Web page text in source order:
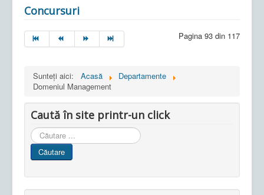
Concursuri
Pagina 93 din 117
Sunteți aici: Acasă
Departamente
Domeniul Management
Caută în site printr-un click
Cauta
in
site
Căutare